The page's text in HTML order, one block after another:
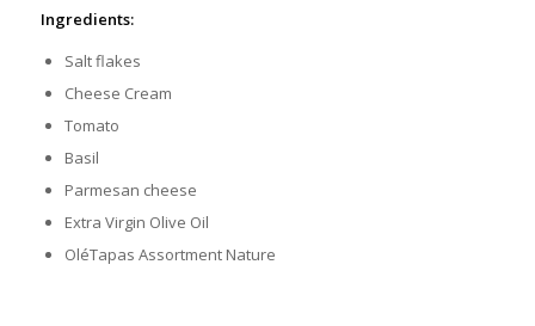
Ingredients:
Salt flakes
Cheese Cream
Tomato
Basil
Parmesan cheese
Extra Virgin Olive Oil
OléTapas Assortment Nature